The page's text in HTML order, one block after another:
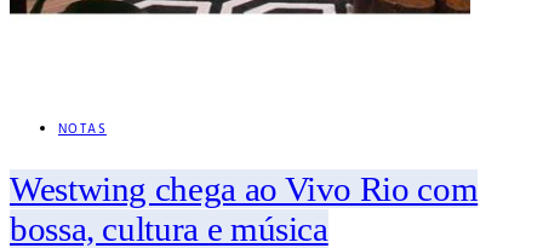
NOTAS
Westwing chega ao Vivo Rio com
bossa, cultura e música